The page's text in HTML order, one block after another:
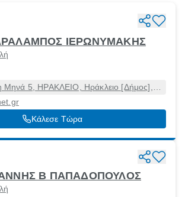
ΙΕΡΩΝΥΜΑΚΗΣ
Μηνά 5, ΗΡΑΚΛΕΙΟ, Ηράκλειο [Δήμος],
Κάλεσε Τώρα
Β ΠΑΠΑΔΟΠΟΥΛΟΣ